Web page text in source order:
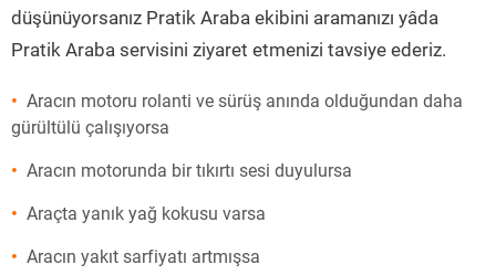
düşünüyorsanız Pratik Araba ekibini aramanızı yâda
Pratik Araba servisini ziyaret etmenizi tavsiye ederiz.
Aracın motoru rolanti ve sürüş anında olduğundan daha
gürültülü çalışıyorsa
Aracın motorunda bir tıkırtı sesi duyulursa
Araçta yanık yağ kokusu varsa
Aracın yakıt sarfiyatı artmışsa